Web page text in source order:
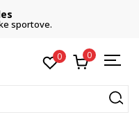
sportove.
0 0